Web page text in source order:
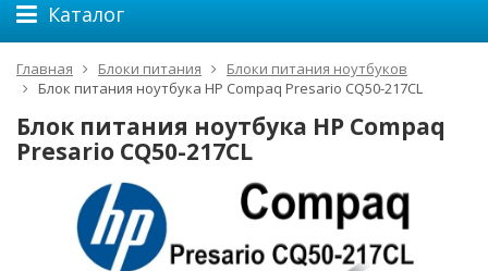
Каталог
Главная Блоки питания
Блоки питания ноутбуков
Блок питания ноутбука HP Compaq Presario CQ50-217CL
Блок питания ноутбука HP Compaq
Presario CQ50-217CL